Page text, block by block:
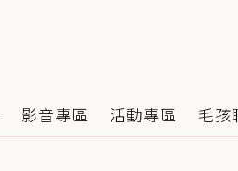
影音專區 活動專區 毛孩